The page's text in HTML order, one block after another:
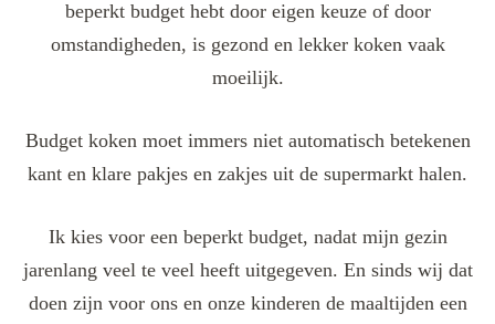
beperkt budget hebt door eigen keuze of door
omstandigheden, is gezond en lekker koken vaak
moeilijk.
Budget koken moet immers niet automatisch betekenen
kant en klare pakjes en zakjes uit de supermarkt halen.
Ik kies voor een beperkt budget, nadat mijn gezin
jarenlang veel te veel heeft uitgegeven. En sinds wij dat
doen zijn voor ons en onze kinderen de maaltijden een